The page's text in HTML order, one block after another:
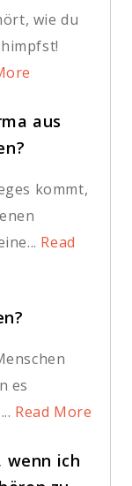
wie du
aus
kommt,
Read
es
Read More
wenn ich